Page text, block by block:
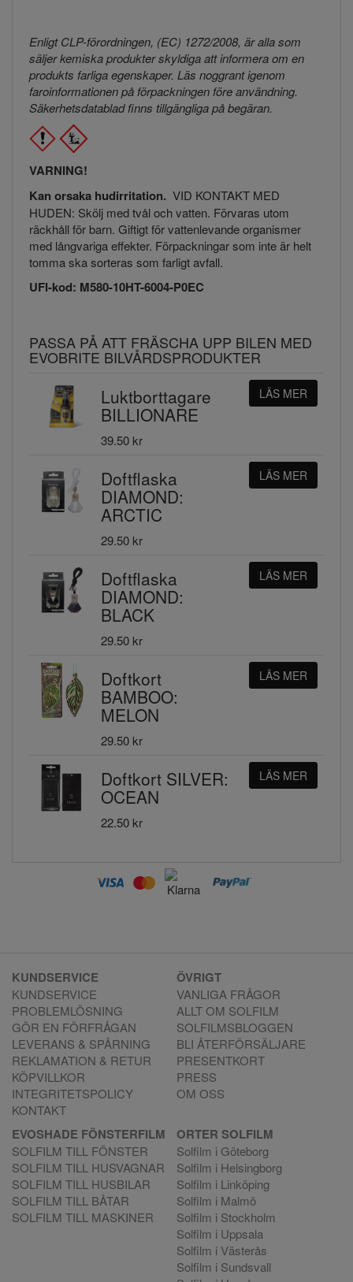
Enligt CLP-förordningen, (EC) 1272/2008, är alla som
säljer kemiska produkter skyldiga att informera om en
produkts farliga egenskaper. Läs noggrant igenom
faroinformationen på förpackningen före användning.
Säkerhetsdatablad finns tillgängliga på begäran.
VARNING!
Kan orsaka hudirritation. VID KONTAKT MED
HUDEN: Skölj med tvål och vatten. Förvaras utom
räckhåll för barn. Giftigt för vattenlevande organismer
med långvariga effekter. Förpackningar som inte är helt
tomma ska sorteras som farligt avfall.
UFI-kod: M580-10HT-6004-P0EC
PASSA PÅ ATT FRÄSCHA UPP BILEN MED
EVOBRITE BILVÅRDSPRODUKTER
Luktborttagare
BILLIONARE
39.50 kr
LÄS MER
Doftflaska
DIAMOND:
ARCTIC
29.50 kr
LÄS MER
Doftflaska
DIAMOND:
BLACK
29.50 kr
LÄS MER
Doftkort
BAMBOO:
MELON
29.50 kr
LÄS MER
Doftkort SILVER:
OCEAN
22.50 kr
LÄS MER
KUNDSERVICE
KUNDSERVICE
PROBLEMLÖSNING
GÖR EN FÖRFRÅGAN
LEVERANS & SPÅRNING
REKLAMATION & RETUR
KÖPVILLKOR
INTEGRITETSPOLICY
KONTAKT
ÖVRIGT
VANLIGA FRÅGOR
ALLT OM SOLFILM
SOLFILMSBLOGGEN
BLI ÅTERFÖRSÄLJARE
PRESENTKORT
PRESS
OM OSS
EVOSHADE FÖNSTERFILM
SOLFILM TILL FÖNSTER
SOLFILM TILL HUSVAGNAR
SOLFILM TILL HUSBILAR
SOLFILM TILL BÅTAR
SOLFILM TILL MASKINER
ORTER SOLFILM
Solfilm i Göteborg
Solfilm i Helsingborg
Solfilm i Linköping
Solfilm i Malmö
Solfilm i Stockholm
Solfilm i Uppsala
Solfilm i Västerås
Solfilm i Sundsvall